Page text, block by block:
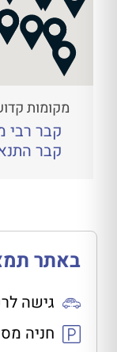
מקומות
קבר רבי
קבר
באתר
גישה
חניה